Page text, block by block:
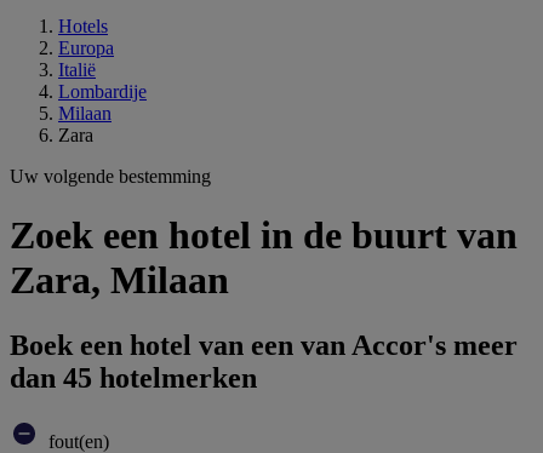
Hotels
Europa
Italië
Lombardije
Milaan
Zara
Uw volgende bestemming
Zoek een hotel in de buurt van
Zara, Milaan
Boek een hotel van een van Accor's meer
dan 45 hotelmerken
fout(en)